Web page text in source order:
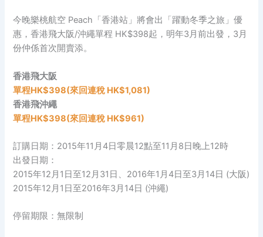
今晚樂桃航空 Peach「香港站」將會出「躍動冬季之旅」優
惠，香港飛大阪/沖繩單程 HK$398起，明年3月前出發，3月
份仲係首次開賣添。
香港飛大阪
單程HK$398(來回連稅 HK$1,081)
香港飛沖繩
單程HK$398(來回連稅 HK$961)
訂購日期：2015年11月4日零晨12點至11月8日晚上12時
出發日期：
2015年12月1日至12月31日、2016年1月4日至3月14日 (大阪)
2015年12月1日至2016年3月14日 (沖繩)
停留期限：無限制